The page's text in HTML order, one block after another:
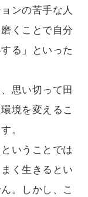
ンの苦手な人
くことで自分
る」といった
思い切って田
境を変えるこ
。
いうことでは
く生きるとい
。しかし、こ